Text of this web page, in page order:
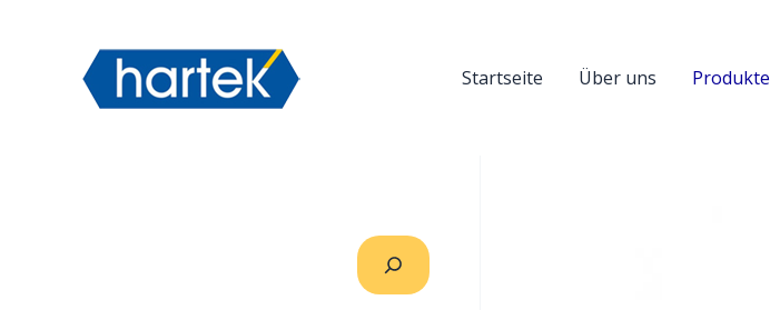
Startseite Über uns Produkte